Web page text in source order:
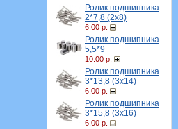
Ролик подшипника
2*7,8 (2х8)
6.00 р.
Ролик подшипника
5,5*9
10.00 р.
Ролик подшипника
3*13,8 (3х14)
6.00 р.
Ролик подшипника
3*15,8 (3х16)
6.00 р.